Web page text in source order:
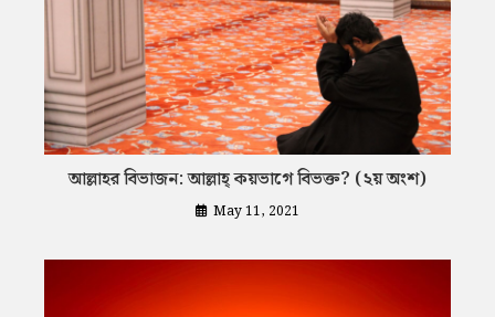
আল্লাহর বিভাজন: আল্লাহ্ কয়ভাগে বিভক্ত? (২য় অংশ)
May 11, 2021